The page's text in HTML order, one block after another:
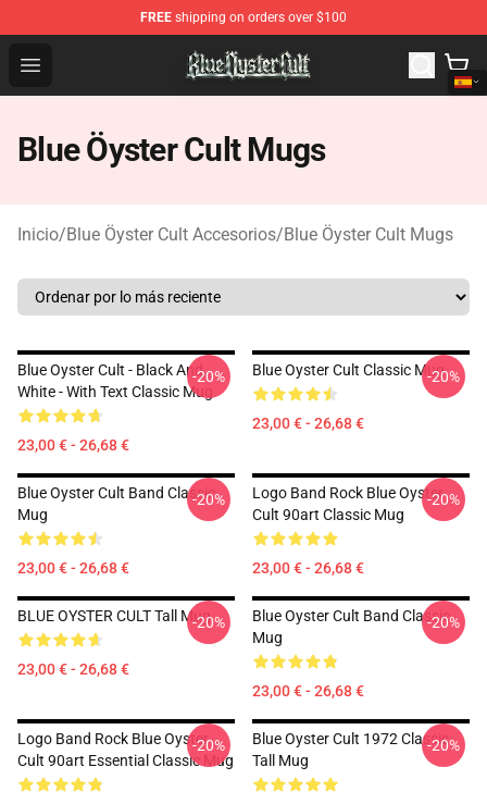
FREE shipping on orders over $100
Open menu
Blue Öyster Cult Store - Official Blue Öyster Cult
Blue Öyster Cult Mugs
Inicio/Blue Öyster Cult Accesorios/Blue Öyster Cult Mugs
Blue Oyster Cult - Black And
White - With Text Classic Mug
23,00 € - 26,68 €
-20% Blue Oyster Cult Classic Mug
23,00 € - 26,68 €
-20%
Blue Oyster Cult Band Classic
Mug
23,00 € - 26,68 €
-20%
Logo Band Rock Blue Oyster
Cult 90art Classic Mug
23,00 € - 26,68 €
-20%
BLUE OYSTER CULT Tall Mug
23,00 € - 26,68 €
-20%
Blue Oyster Cult Band Classic
Mug
23,00 € - 26,68 €
-20%
Logo Band Rock Blue Oyster
Cult 90art Essential Classic Mug
-20%
Blue Oyster Cult 1972 Classic
Tall Mug
-20%